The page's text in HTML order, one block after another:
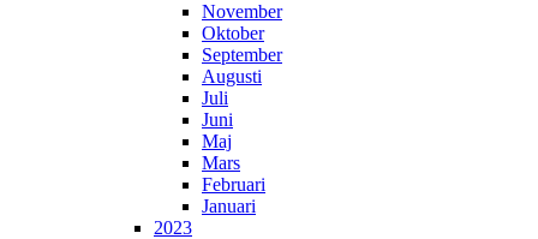
November
Oktober
September
Augusti
Juli
Juni
Maj
Mars
Februari
Januari
2023